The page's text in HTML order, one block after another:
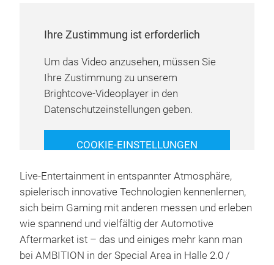
Ihre Zustimmung ist erforderlich
Um das Video anzusehen, müssen Sie
Ihre Zustimmung zu unserem
Brightcove-Videoplayer in den
Datenschutzeinstellungen geben.
VERWALTEN
Live-Entertainment in entspannter Atmosphäre,
spielerisch innovative Technologien kennenlernen,
sich beim Gaming mit anderen messen und erleben
wie spannend und vielfältig der Automotive
Aftermarket ist – das und einiges mehr kann man